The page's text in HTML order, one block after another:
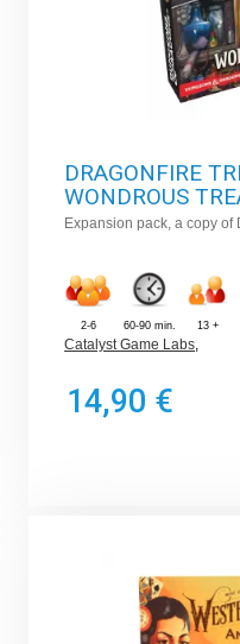
DRAGONFIRE
WONDROUS
Expansion pack, a copy
2-6 60-90 min. 13 +
Catalyst Game Labs,
14,90 €